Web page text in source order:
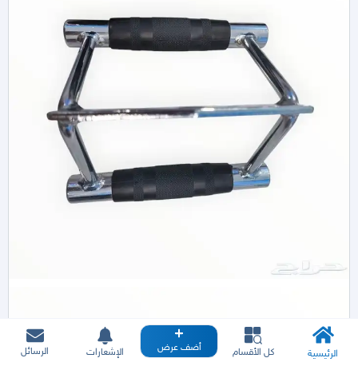
الرئيسية كل الأقسام أضف عرض الإشعارات الرسائل